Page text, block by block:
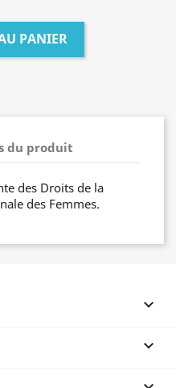
PANIER
du produit
des Droits de la
des Femmes.

